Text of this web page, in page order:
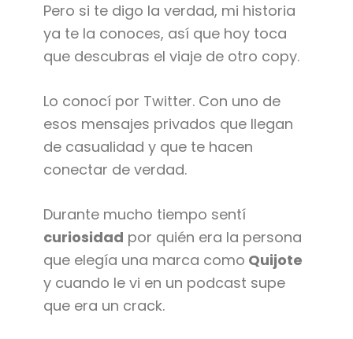
Pero si te digo la verdad, mi historia
ya te la conoces, así que hoy toca
que descubras el viaje de otro copy.
Lo conocí por Twitter. Con uno de
esos mensajes privados que llegan
de casualidad y que te hacen
conectar de verdad.
Durante mucho tiempo sentí
curiosidad por quién era la persona
que elegía una marca como Quijote
y cuando le vi en un podcast supe
que era un crack.